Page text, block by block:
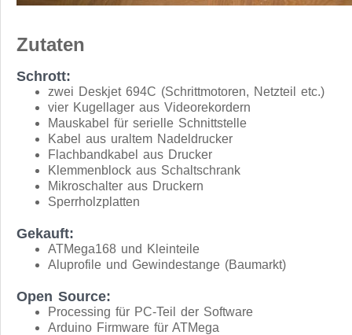
Zutaten
Schrott:
zwei Deskjet 694C (Schrittmotoren, Netzteil etc.)
vier Kugellager aus Videorekordern
Mauskabel für serielle Schnittstelle
Kabel aus uraltem Nadeldrucker
Flachbandkabel aus Drucker
Klemmenblock aus Schaltschrank
Mikroschalter aus Druckern
Sperrholzplatten
Gekauft:
ATMega168 und Kleinteile
Aluprofile und Gewindestange (Baumarkt)
Open Source:
Processing für PC-Teil der Software
Arduino Firmware für ATMega